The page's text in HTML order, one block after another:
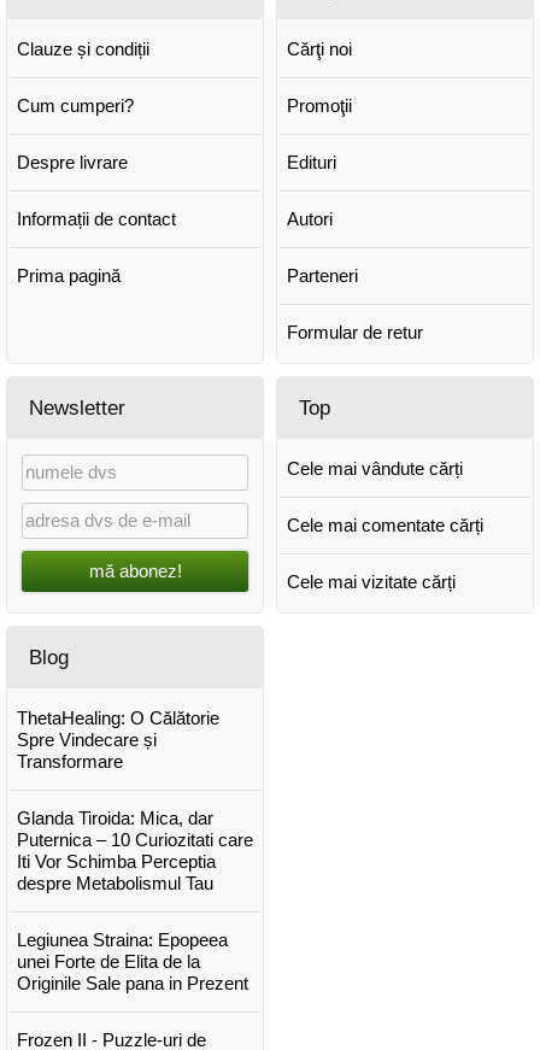
Clauze și condiții
Cum cumperi?
Despre livrare
Informații de contact
Prima pagină
Cărţi noi
Promoţii
Edituri
Autori
Parteneri
Formular de retur
Newsletter
mă abonez!
Top
Cele mai vândute cărți
Cele mai comentate cărți
Cele mai vizitate cărți
Blog
ThetaHealing: O Călătorie
Spre Vindecare și
Transformare
Glanda Tiroida: Mica, dar
Puternica – 10 Curiozitati care
Iti Vor Schimba Perceptia
despre Metabolismul Tau
Legiunea Straina: Epopeea
unei Forte de Elita de la
Originile Sale pana in Prezent
Frozen II - Puzzle-uri de